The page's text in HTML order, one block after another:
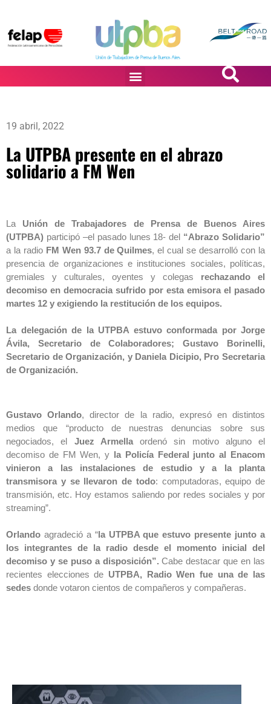
19 abril, 2022
La UTPBA presente en el abrazo
solidario a FM Wen
La Unión de Trabajadores de Prensa de Buenos Aires
(UTPBA) participó –el pasado lunes 18- del “Abrazo Solidario”
a la radio FM Wen 93.7 de Quilmes, el cual se desarrolló con la
presencia de organizaciones e instituciones sociales, políticas,
gremiales y culturales, oyentes y colegas rechazando el
decomiso en democracia sufrido por esta emisora el pasado
martes 12 y exigiendo la restitución de los equipos.
La delegación de la UTPBA estuvo conformada por Jorge
Ávila, Secretario de Colaboradores; Gustavo Borinelli,
Secretario de Organización, y Daniela Dicipio, Pro Secretaria
de Organización.
Gustavo Orlando, director de la radio, expresó en distintos
medios que “producto de nuestras denuncias sobre sus
negociados, el Juez Armellaordenó sin motivo alguno el
decomiso de FM Wen, y la Policía Federal junto al Enacom
vinieron a las instalaciones de estudio y a la planta
transmisora y se llevaron de todo: computadoras, equipo de
transmisión, etc. Hoy estamos saliendo por redes sociales y por
streaming”.
Orlando agradeció a “la UTPBA que estuvo presente junto a
los integrantes de la radio desde el momento inicial del
decomiso y se puso a disposición”. Cabe destacar que en las
recientes elecciones de UTPBA, Radio Wen fue una de las
sedes donde votaron cientos de compañeros y compañeras.